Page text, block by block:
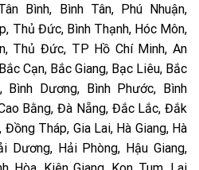
Bình, Bình Tân, Phú Nhuận,
Thủ Đức, Bình Thạnh, Hóc Môn,
Thủ Đức, TP Hồ Chí Minh, An
Cạn, Bắc Giang, Bạc Liêu, Bắc
Bình Dương, Bình Phước, Bình
Bằng, Đà Nẵng, Đắc Lắc, Đắk
Tháp, Gia Lai, Hà Giang, Hà
Dương, Hải Phòng, Hậu Giang,